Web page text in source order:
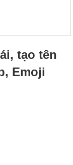
tạo tên
Emoji